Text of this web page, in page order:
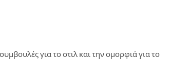
για το στιλ και την ομορφιά για το